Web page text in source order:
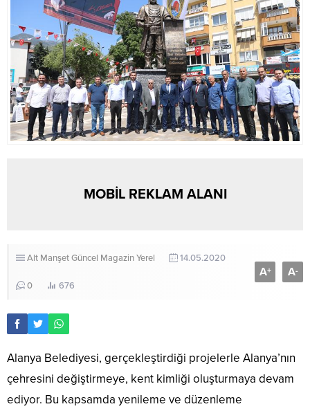
MOBİL REKLAM ALANI
Alt ManşetGüncel MagazinYerel 14.05.2020
0 676
A+ A-
Alanya Belediyesi, gerçekleştirdiği projelerle Alanya’nın
çehresini değiştirmeye, kent kimliği oluşturmaya devam
ediyor. Bu kapsamda yenileme ve düzenleme